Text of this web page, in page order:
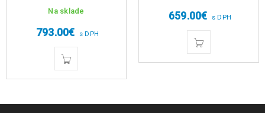
Hodnotenie
Na sklade
793.00€ s DPH
659.00€ s DPH